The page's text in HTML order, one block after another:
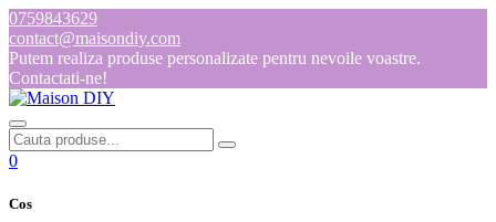
0759843629
contact@maisondiy.com
Putem realiza produse personalizate pentru nevoile voastre.
Contactati-ne!
0
Cos